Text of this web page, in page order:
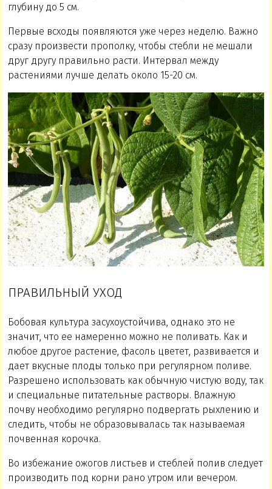
глубину до 5 см.
Первые всходы появляются уже через неделю. Важно
сразу произвести прополку, чтобы стебли не мешали
друг другу правильно расти. Интервал между
растениями лучше делать около 15-20 см.
ПРАВИЛЬНЫЙ УХОД
Бобовая культура засухоустойчива, однако это не
значит, что ее намеренно можно не поливать. Как и
любое другое растение, фасоль цветет, развивается и
дает вкусные плоды только при регулярном поливе.
Разрешено использовать как обычную чистую воду, так
и специальные питательные растворы. Влажную
почву необходимо регулярно подвергать рыхлению и
следить, чтобы не образовывалась так называемая
почвенная корочка.
Во избежание ожогов листьев и стеблей полив следует
производить под корни рано утром или вечером.